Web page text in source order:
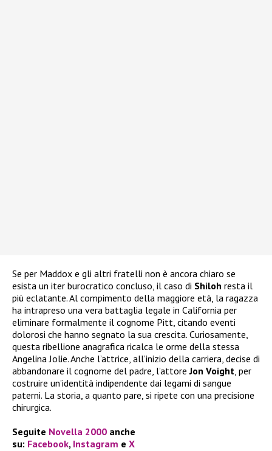
Se per Maddox e gli altri fratelli non è ancora chiaro se
esista un iter burocratico concluso, il caso di Shiloh resta il
più eclatante. Al compimento della maggiore età, la ragazza
ha intrapreso una vera battaglia legale in California per
eliminare formalmente il cognome Pitt, citando eventi
dolorosi che hanno segnato la sua crescita. Curiosamente,
questa ribellione anagrafica ricalca le orme della stessa
Angelina Jolie. Anche l’attrice, all’inizio della carriera, decise di
abbandonare il cognome del padre, l’attoreJon Voight, per
costruire un’identità indipendente dai legami di sangue
paterni. La storia, a quanto pare, si ripete con una precisione
chirurgica.
Seguite Novella 2000 anche
su: Facebook, Instagram e X